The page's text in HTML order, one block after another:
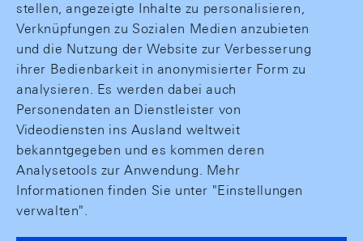
stellen, angezeigte Inhalte zu personalisieren,
Verknüpfungen zu Sozialen Medien anzubieten
und die Nutzung der Website zur Verbesserung
ihrer Bedienbarkeit in anonymisierter Form zu
analysieren. Es werden dabei auch
Personendaten an Dienstleister von
Videodiensten ins Ausland weltweit
bekanntgegeben und es kommen deren
Analysetools zur Anwendung. Mehr
Informationen finden Sie unter "Einstellungen
verwalten".